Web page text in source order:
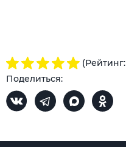
(Рейтинг:
Поделиться: